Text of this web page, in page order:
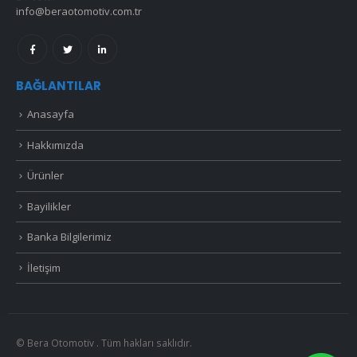
info@beraotomotiv.com.tr
BAĞLANTILAR
Anasayfa
Hakkımızda
Ürünler
Bayilikler
Banka Bilgilerimiz
İletişim
© Bera Otomotiv . Tüm hakları saklıdır.